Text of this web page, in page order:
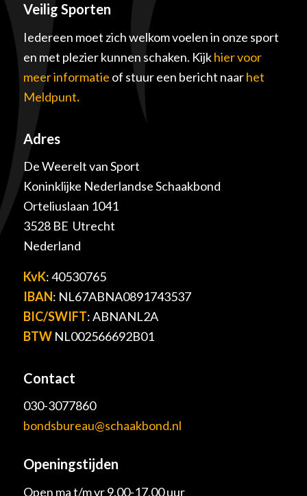
Veilig Sporten
Iedereen moet zich welkom voelen in onze sport
en met plezier kunnen schaken. Kijkhier voor
meer informatie of stuur een bericht naarhet
Meldpunt.
Adres
De Weerelt van Sport
Koninklijke Nederlandse Schaakbond
Orteliuslaan 1041
3528 BE Utrecht
Nederland
KvK: 40530765
IBAN: NL67ABNA0891743537
BIC/SWIFT: ABNANL2A
BTWNL002566692B01
Contact
030-3077860
bondsbureau@schaakbond.nl
Openingstijden
Open ma t/m vr 9.00-17.00 uur